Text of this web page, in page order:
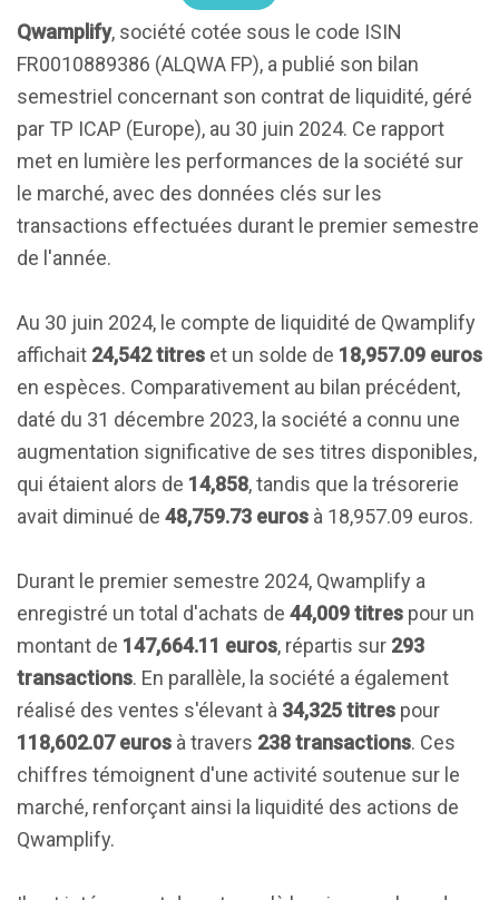
Qwamplify, société cotée sous le code ISIN
FR0010889386 (ALQWA FP), a publié son bilan
semestriel concernant son contrat de liquidité, géré
par TP ICAP (Europe), au 30 juin 2024. Ce rapport
met en lumière les performances de la société sur
le marché, avec des données clés sur les
transactions effectuées durant le premier semestre
de l'année.
Au 30 juin 2024, le compte de liquidité de Qwamplify
affichait 24,542 titres et un solde de 18,957.09 euros
en espèces. Comparativement au bilan précédent,
daté du 31 décembre 2023, la société a connu une
augmentation significative de ses titres disponibles,
qui étaient alors de 14,858, tandis que la trésorerie
avait diminué de 48,759.73 euros à 18,957.09 euros.
Durant le premier semestre 2024, Qwamplify a
enregistré un total d'achats de 44,009 titres pour un
montant de 147,664.11 euros, répartis sur 293
transactions. En parallèle, la société a également
réalisé des ventes s'élevant à 34,325 titres pour
118,602.07 euros à travers 238 transactions. Ces
chiffres témoignent d'une activité soutenue sur le
marché, renforçant ainsi la liquidité des actions de
Qwamplify.